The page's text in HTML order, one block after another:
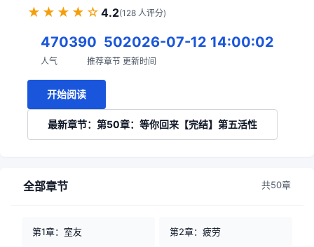
★★★★☆ 4.2(128 人评分)
47039
人气
0
推荐
50
章节
2026-07-12 14:00:02
更新时间
开始阅读
最新章节：第50章：等你回来【完结】第五活性
全部章节 共50章
第1章：室友 第2章：疲劳